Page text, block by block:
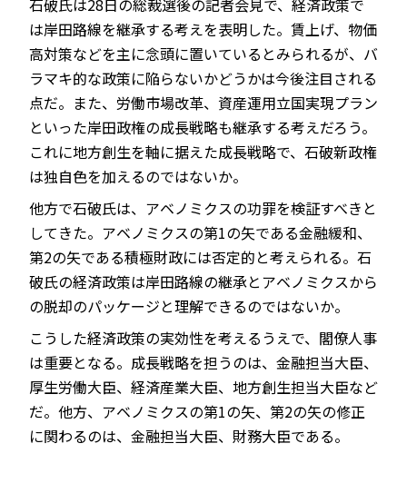
石破氏は28日の総裁選後の記者会見で、経済政策で
は岸田路線を継承する考えを表明した。賃上げ、物価
高対策などを主に念頭に置いているとみられるが、バ
ラマキ的な政策に陥らないかどうかは今後注目される
点だ。また、労働市場改革、資産運用立国実現プラン
といった岸田政権の成長戦略も継承する考えだろう。
これに地方創生を軸に据えた成長戦略で、石破新政権
は独自色を加えるのではないか。
他方で石破氏は、アベノミクスの功罪を検証すべきと
してきた。アベノミクスの第1の矢である金融緩和、
第2の矢である積極財政には否定的と考えられる。石
破氏の経済政策は岸田路線の継承とアベノミクスから
の脱却のパッケージと理解できるのではないか。
こうした経済政策の実効性を考えるうえで、閣僚人事
は重要となる。成長戦略を担うのは、金融担当大臣、
厚生労働大臣、経済産業大臣、地方創生担当大臣など
だ。他方、アベノミクスの第1の矢、第2の矢の修正
に関わるのは、金融担当大臣、財務大臣である。